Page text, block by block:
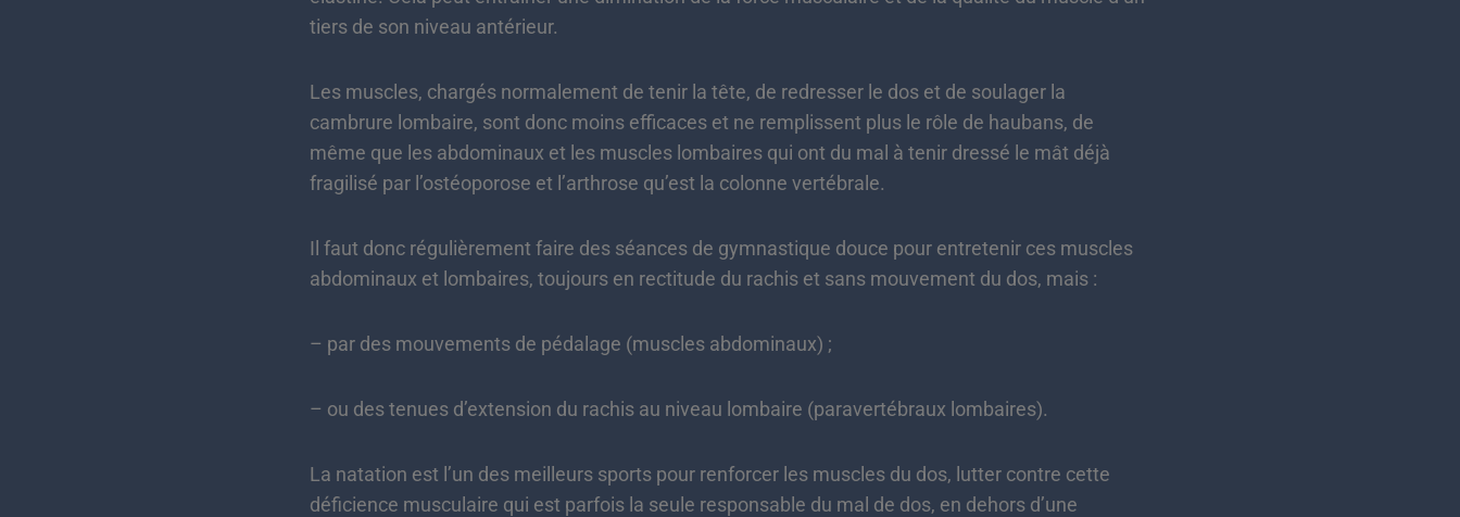
tiers de son niveau antérieur.
Les muscles, chargés normalement de tenir la tête, de redresser le dos et de soulager la
cambrure lombaire, sont donc moins efficaces et ne remplissent plus le rôle de haubans, de
même que les abdominaux et les muscles lombaires qui ont du mal à tenir dressé le mât déjà
fragilisé par l’ostéoporose et l’arthrose qu’est la colonne vertébrale.
Il faut donc régulièrement faire des séances de gymnastique douce pour entretenir ces muscles
abdominaux et lombaires, toujours en rectitude du rachis et sans mouvement du dos, mais :
– par des mouvements de pédalage (muscles abdominaux) ;
– ou des tenues d’extension du rachis au niveau lombaire (paravertébraux lombaires).
La natation est l’un des meilleurs sports pour renforcer les muscles du dos, lutter contre cette
déficience musculaire qui est parfois la seule responsable du mal de dos, en dehors d’une